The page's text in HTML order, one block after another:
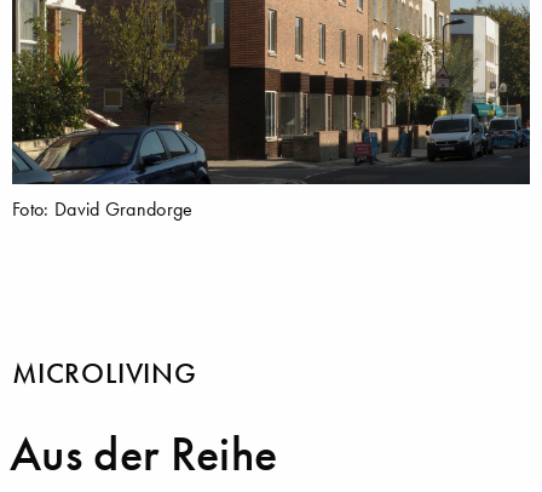
Foto: David Grandorge
MICROLIVING
Aus der Reihe